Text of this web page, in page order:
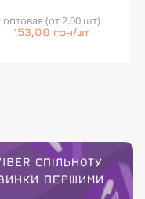
оптовая (от 2.00 шт)
153,00 грн/шт
СПІЛЬНОТУ
ПЕРШИМИ